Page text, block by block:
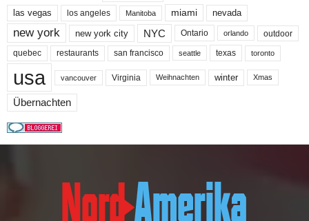
las vegas los angeles Manitoba miami nevada
new york new york city NYC Ontario orlando outdoor
quebec restaurants san francisco seattle texas toronto
usa vancouver Virginia Weihnachten winter Xmas
Übernachten